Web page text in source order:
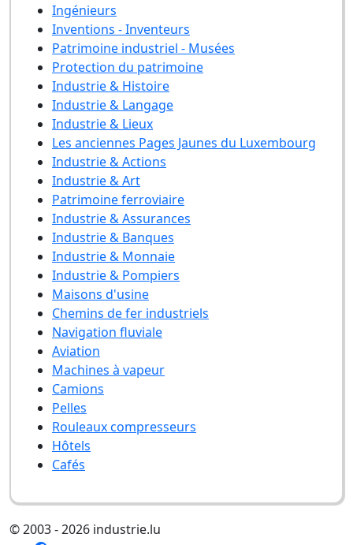
Ingénieurs
Inventions - Inventeurs
Patrimoine industriel - Musées
Protection du patrimoine
Industrie & Histoire
Industrie & Langage
Industrie & Lieux
Les anciennes Pages Jaunes du Luxembourg
Industrie & Actions
Industrie & Art
Patrimoine ferroviaire
Industrie & Assurances
Industrie & Banques
Industrie & Monnaie
Industrie & Pompiers
Maisons d'usine
Chemins de fer industriels
Navigation fluviale
Aviation
Machines à vapeur
Camions
Pelles
Rouleaux compresseurs
Hôtels
Cafés
© 2003 - 2026 industrie.lu